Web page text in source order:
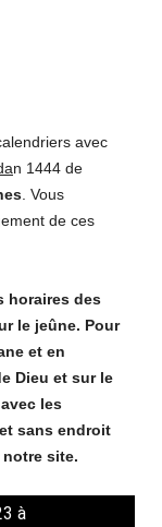
avec
n 1444 de
. Vous
de ces
horaires des
le jeûne. Pour
et en
Dieu et sur le
les
sans endroit
notre site.
à